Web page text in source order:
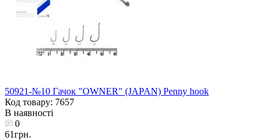
50921-№10 Гачок "OWNER" (JAPAN) Penny hook
Код товару: 7657
В наявності
0
61грн.